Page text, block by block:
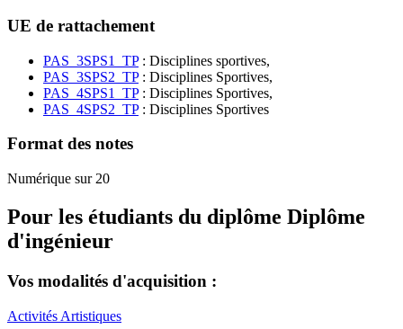
UE de rattachement
PAS_3SPS1_TP: Disciplines sportives,
PAS_3SPS2_TP: Disciplines Sportives,
PAS_4SPS1_TP: Disciplines Sportives,
PAS_4SPS2_TP: Disciplines Sportives
Format des notes
Numérique sur 20
Pour les étudiants du diplôme Diplôme
d'ingénieur
Vos modalités d'acquisition :
Activités Artistiques